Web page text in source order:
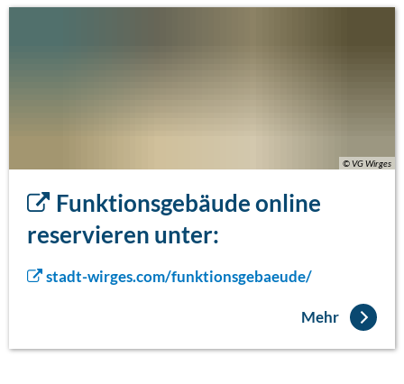
© VG Wirges
Funktionsgebäude online
reservieren unter:
stadt-wirges.com/funktionsgebaeude/
Mehr